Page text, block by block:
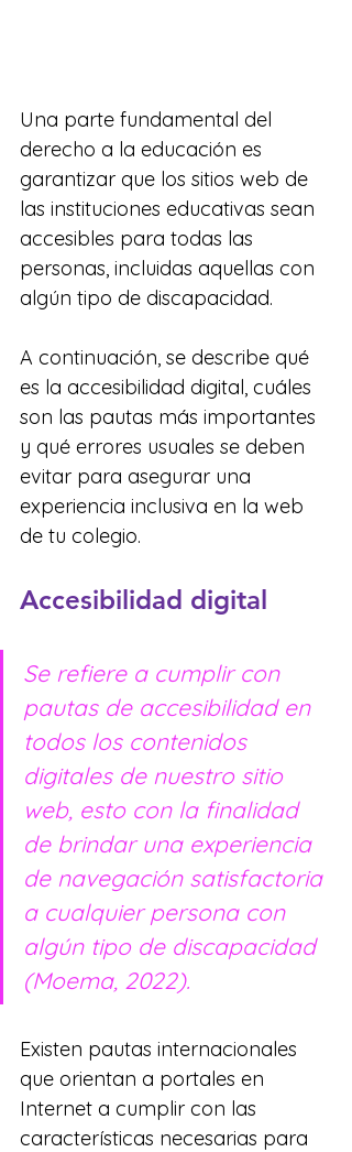
Una parte fundamental del
derecho a la educación es
garantizar que los sitios web de
las instituciones educativas sean
accesibles para todas las
personas, incluidas aquellas con
algún tipo de discapacidad.
A continuación, se describe qué
es la accesibilidad digital, cuáles
son las pautas más importantes
y qué errores usuales se deben
evitar para asegurar una
experiencia inclusiva en la web
de tu colegio.
Accesibilidad digital
Se refiere a cumplir con
pautas de accesibilidad en
todos los contenidos
digitales de nuestro sitio
web, esto con la finalidad
de brindar una experiencia
de navegación satisfactoria
a cualquier persona con
algún tipo de discapacidad
(Moema, 2022).
Existen pautas internacionales
que orientan a portales en
Internet a cumplir con las
características necesarias para